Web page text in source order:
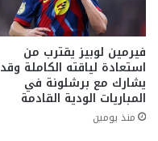
فيرمين لوبيز يقترب من
استعادة لياقته الكاملة وقد
يشارك مع برشلونة في
المباريات الودية القادمة
منذ يومين